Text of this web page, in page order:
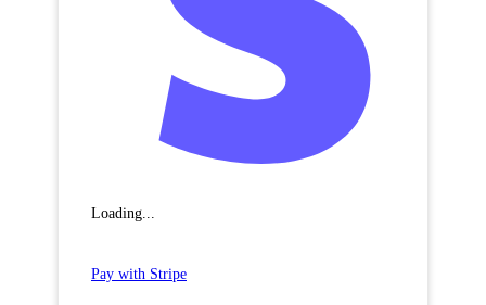
Loading...
Pay with Stripe